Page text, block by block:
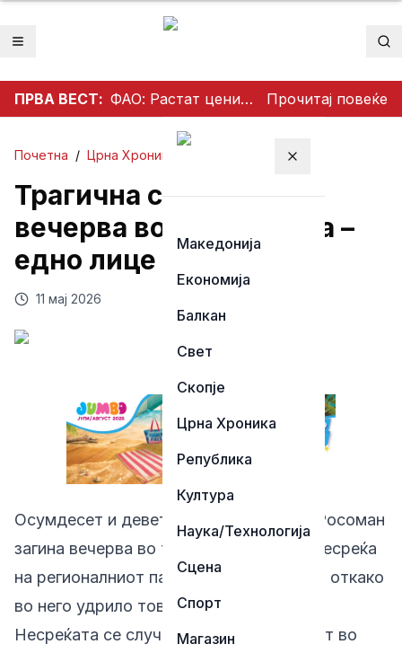
Отвори мени
ПРВА ВЕСТ: ФАО: Растат цените на храната во светот Прочитај повеќе
Затвори мени
Македонија
Економија
Балкан
Свет
Скопје
Црна Хроника
Република
Култура
Наука/Технологија
Сцена
Спорт
Магазин
Почетна / Црна Хроника
Трагична сообраќајка
вечерва во Македонија –
едно лице загина
11 мај 2026
Осумдесет и деветгодишен жител на Росоман
загина вечерва во тешка сообраќајна несреќа
на регионалниот пат Градско – Прилеп, откако
во него удрило товарно возило.
Несреќата се случила околу 18:55 часот во